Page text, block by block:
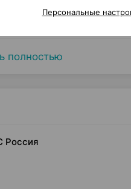
полностью
Россия
Персональные